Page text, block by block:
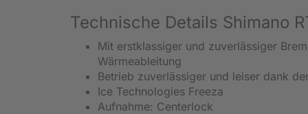
Technische Details Shimano
Mit erstklassiger und zuverlässiger
Wärmeableitung
Betrieb zuverlässiger und leiser dank
Ice Technologies Freeza
Aufnahme: Centerlock